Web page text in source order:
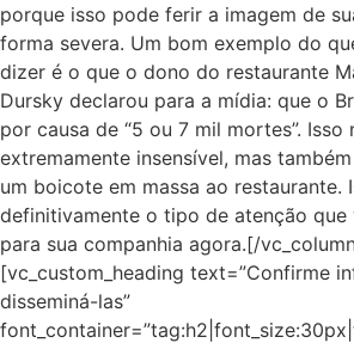
porque isso pode ferir a imagem de
forma severa. Um bom exemplo do
dizer é o que o dono do restaurante
Dursky declarou para a mídia: que o
por causa de “5 ou 7 mil mortes”. Isso
extremamente insensível, mas
um boicote em massa ao restaurante.
definitivamente o tipo de atenção que
para sua companhia agora.[/
[vc_custom_heading text=”Confirme
disseminá-las”